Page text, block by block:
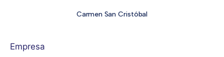
Carmen San Cristóbal
Empresa